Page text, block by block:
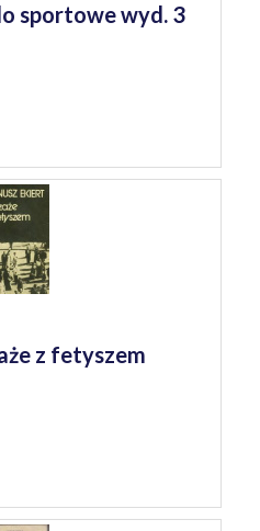
sportowe wyd. 3
z fetyszem